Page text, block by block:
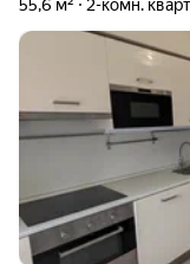
55,6 м² 2-комн.